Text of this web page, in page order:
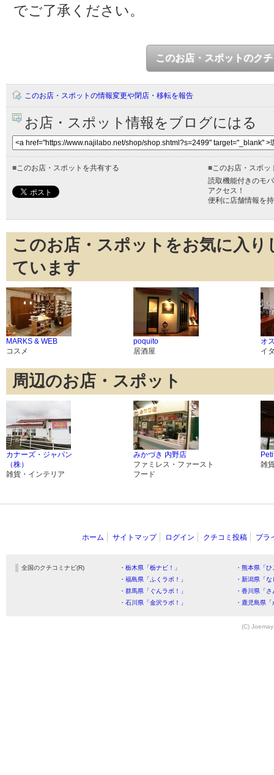
でご了承ください。
このお店・スポットのク
このお店・スポットの情報変更や閉店・移転を報告
お店・スポット情報をブログにはる
■このお店・スポットを共有する ■このお店・スポッ
読取機能付きのモ
アクセス！
便利に店舗情報を
このお店・スポットをお気に入
ています
MARKS & WEB
コスメ
poquito
居酒屋
オ
イ
周辺のお店・スポット
カナーズ・ジャパン
（株）
雑貨・インテリア
みかづき 内野店
ファミレス・ファースト
フード
雑
ホーム サイトマップ ログイン クチコミ投稿 プラ
全国のクチコミナビ(R) ・栃木県「栃ナビ！」
・熊本県「
・福島県「ふくラボ！」
・新潟県「
・群馬県「ぐんラボ！」
・香川県「
・石川県「金沢ラボ！」
・鹿児島県
(C)